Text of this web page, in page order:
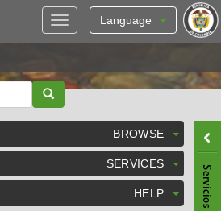
Language
BROWSE
SERVICES
HELP